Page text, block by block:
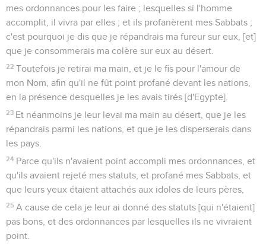
mes ordonnances pour les faire ; lesquelles si l'homme
accomplit, il vivra par elles ; et ils profanèrent mes Sabbats ;
c'est pourquoi je dis que je répandrais ma fureur sur eux, [et]
que je consommerais ma colère sur eux au désert.
22 Toutefois je retirai ma main, et je le fis pour l'amour de
mon Nom, afin qu'il ne fût point profané devant les nations,
en la présence desquelles je les avais tirés [d'Egypte].
23 Et néanmoins je leur levai ma main au désert, que je les
répandrais parmi les nations, et que je les disperserais dans
les pays.
24 Parce qu'ils n'avaient point accompli mes ordonnances, et
qu'ils avaient rejeté mes statuts, et profané mes Sabbats, et
que leurs yeux étaient attachés aux idoles de leurs pères,
25 A cause de cela je leur ai donné des statuts [qui n'étaient]
pas bons, et des ordonnances par lesquelles ils ne vivraient
point.